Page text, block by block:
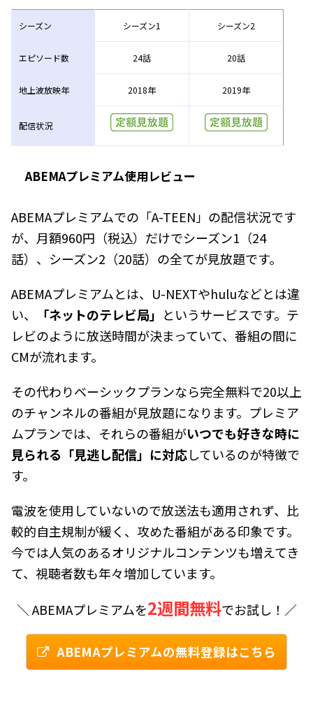
シーズン シーズン1 シーズン2
エピソード数 24話 20話
地上波放映年 2018年 2019年
配信状況
ABEMAプレミアム使用レビュー
ABEMAプレミアムでの「A-TEEN」の配信状況です
が、月額960円（税込）だけでシーズン1（24
話）、シーズン2（20話）の全てが見放題です。
ABEMAプレミアムとは、U-NEXTやhuluなどとは違
い、
「ネットのテレビ局」 というサービスです。テ
レビのように放送時間が決まっていて、番組の間に
CMが流れます。
その代わりベーシックプランなら完全無料で20以上
のチャンネルの番組が見放題になります。プレミア
ムプランでは、それらの番組がいつでも好きな時に
見られる「見逃し配信」に対応しているのが特徴で
す。
電波を使用していないので放送法も適用されず、比
較的自主規制が緩く、攻めた番組がある印象です。
今では人気のあるオリジナルコンテンツも増えてき
て、視聴者数も年々増加しています。
＼ ABEMAプレミアムを2週間無料でお試し！／
ABEMAプレミアムの無料登録はこちら